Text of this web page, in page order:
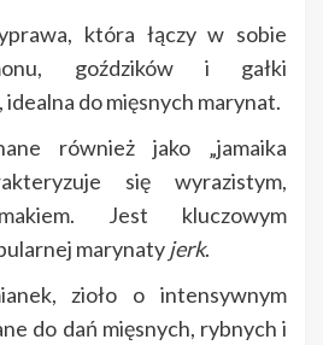
która łączy w sobie
goździków i gałki
idealna do mięsnych marynat.
również jako „jamaika
się wyrazistym,
Jest kluczowym
marynatyjerk.
zioło o intensywnym
do dań mięsnych, rybnych i